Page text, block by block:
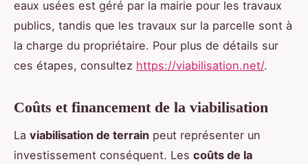
eaux usées est géré par la mairie pour les travaux
publics, tandis que les travaux sur la parcelle sont à
la charge du propriétaire. Pour plus de détails sur
ces étapes, consultez https://viabilisation.net/.
Coûts et financement de la viabilisation
La viabilisation de terrain peut représenter un
investissement conséquent. Les coûts de la